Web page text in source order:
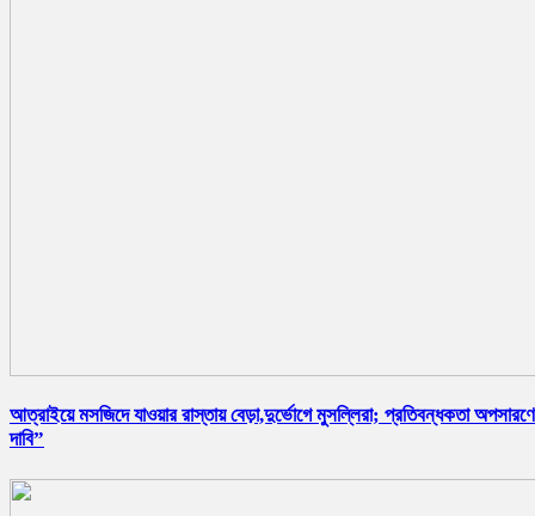
আত্রাইয়ে মসজিদে যাওয়ার রাস্তায় বেড়া,দুর্ভোগে মুসল্লিরা; প্রতিবন্ধকতা
দাবি”